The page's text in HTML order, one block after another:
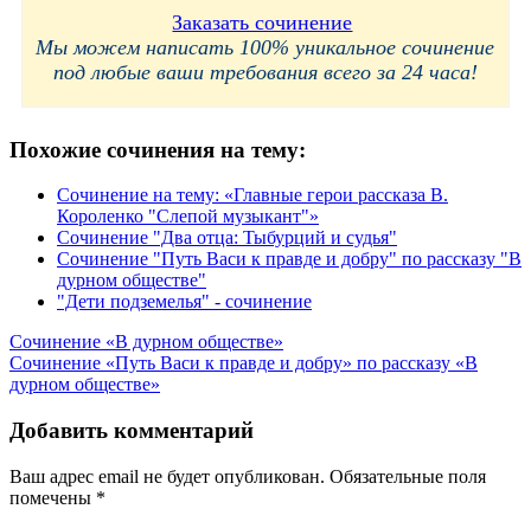
Заказать сочинение
Мы можем написать 100% уникальное сочинение
под любые ваши требования всего за 24 часа!
Похожие сочинения на тему:
Сочинение на тему: «Главные герои рассказа В.
Короленко "Слепой музыкант"»
Сочинение "Два отца: Тыбурций и судья"
Сочинение "Путь Васи к правде и добру" по рассказу "В
дурном обществе"
"Дети подземелья" - сочинение
Навигация
по
Сочинение «В дурном обществе»
Сочинение «Путь Васи к правде и добру» по рассказу «В
дурном обществе»
Добавить комментарий
Ваш адрес email не будет опубликован. Обязательные поля
помечены *